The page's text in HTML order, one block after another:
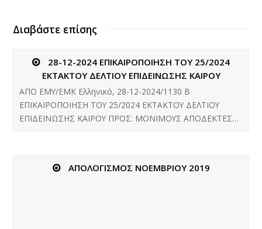
Διαβάστε επίσης
28-12-2024 ΕΠΙΚΑΙΡΟΠΟΙΗΣΗ ΤΟΥ 25/2024
ΕΚΤΑΚΤΟΥ ΔΕΛΤΙΟΥ ΕΠΙΔΕΙΝΩΣΗΣ ΚΑΙΡΟΥ
ΑΠΟ ΕΜΥ/ΕΜΚ Ελληνικό, 28-12-2024/1130 B
ΕΠΙΚΑΙΡΟΠΟΙΗΣΗ ΤΟΥ 25/2024 ΕΚΤΑΚΤΟΥ ΔΕΛΤΙΟΥ
ΕΠΙΔΕΙΝΩΣΗΣ ΚΑΙΡΟΥ ΠΡΟΣ: ΜΟΝΙΜΟΥΣ ΑΠΟΔΕΚΤΕΣ…
ΑΠΟΛΟΓΙΣΜΟΣ ΝΟΕΜΒΡΙΟΥ 2019